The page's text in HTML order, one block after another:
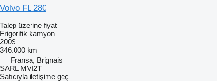
Volvo FL 280
Talep üzerine fiyat
Frigorifik kamyon
2009
346.000 km
Fransa, Brignais
SARL MVI2T
Satıcıyla iletişime geç